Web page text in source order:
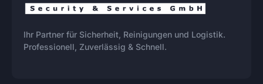
Ihr Partner für Sicherheit, Reinigungen und Logistik.
Professionell, Zuverlässig & Schnell.